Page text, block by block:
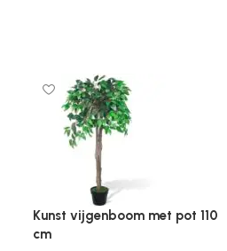
Kunst vijgenboom met pot 110
cm